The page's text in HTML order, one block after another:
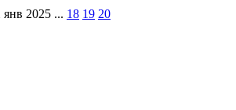
янв 2025 ... 18 19 20